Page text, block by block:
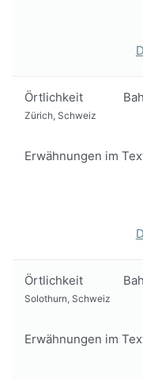
Örtlichkeit
Zürich, Schweiz
Erwähnungen im
Örtlichkeit
Solothurn, Schweiz
Erwähnungen im